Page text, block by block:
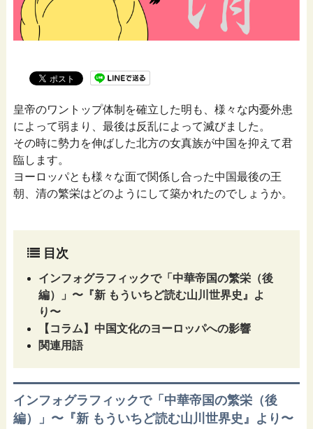
皇帝のワントップ体制を確立した明も、様々な内憂外患
によって弱まり、最後は反乱によって滅びました。
その時に勢力を伸ばした北方の女真族が中国を抑えて君
臨します。
ヨーロッパとも様々な面で関係し合った中国最後の王
朝、清の繁栄はどのようにして築かれたのでしょうか。
目次
インフォグラフィックで「中華帝国の繁栄（後
編）」〜『新 もういちど読む山川世界史』よ
り〜
【コラム】中国文化のヨーロッパへの影響
関連用語
インフォグラフィックで「中華帝国の繁栄（後
編）」〜『新 もういちど読む山川世界史』より〜